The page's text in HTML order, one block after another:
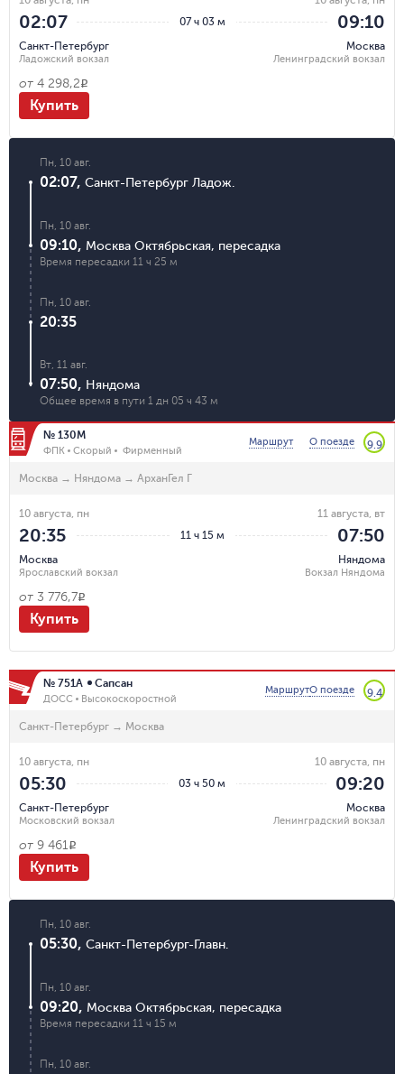
07 ч 03 м
02:07
Санкт-Петербург
Ладожский вокзал
09:10
Москва
Ленинградский вокзал
от 4 298,2R
Купить
Пн, 10 авг.
02:07, Санкт-Петербург Ладож.
Пн, 10 авг.
09:10, Москва Октябрьская, пересадка
Время пересадки 11 ч 25 м
Пн, 10 авг.
20:35
Вт, 11 авг.
07:50, Няндома
Общее время в пути 1 дн 05 ч 43 м
№ 130М
ФПК Скорый Фирменный
Маршрут О поезде 9.9
Москва → Няндома → АрханГел Г
11 ч 15 м
10 августа, пн
20:35
Москва
Ярославский вокзал
11 августа, вт
07:50
Няндома
Вокзал Няндома
от 3 776,7R
Купить
№ 751А Сапсан
ДОСС Высокоскоростной
МаршрутО поезде 9.4
Санкт-Петербург → Москва
03 ч 50 м
10 августа, пн
05:30
Санкт-Петербург
Московский вокзал
10 августа, пн
09:20
Москва
Ленинградский вокзал
от 9 461 R
Купить
Пн, 10 авг.
05:30, Санкт-Петербург-Главн.
Пн, 10 авг.
09:20, Москва Октябрьская, пересадка
Время пересадки 11 ч 15 м
Пн, 10 авг.